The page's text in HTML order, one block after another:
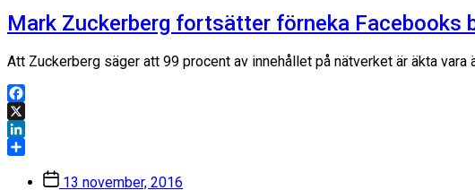
Mark Zuckerberg fortsätter förneka
Att Zuckerberg säger att 99 procent av innehållet på nätverket är äkta
Facebook
X
LinkedIn
Inläggsdatum
13 november, 2016